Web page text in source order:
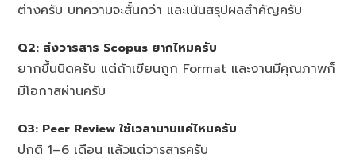
ต่างครับ บทความจะสั้นกว่า และเน้นสรุปผลสำคัญครับ
Q2: ส่งวารสาร Scopus ยากไหมครับ
ยากขึ้นนิดครับ แต่ถ้าเขียนถูก Format และงานมีคุณภาพก็
มีโอกาสผ่านครับ
Q3: Peer Review ใช้เวลานานแค่ไหนครับ
ปกติ 1–6 เดือน แล้วแต่วารสารครับ